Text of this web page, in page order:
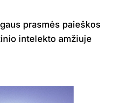
prasmės paieškos
intelekto amžiuje